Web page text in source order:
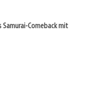
Comeback mit